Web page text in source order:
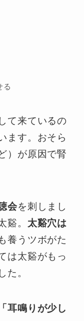
る
て来ているの
ます。おそら
）が原因で腎
会を刺しまし
谿。 太谿穴は
養うツボがた
は太谿がもっ
た。
「耳鳴りが少し